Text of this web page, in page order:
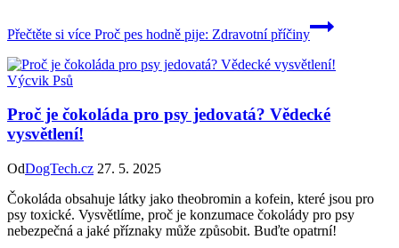
Přečtěte si více Proč pes hodně pije: Zdravotní příčiny
Výcvik Psů
Proč je čokoláda pro psy jedovatá? Vědecké
vysvětlení!
OdDogTech.cz 27. 5. 2025
Čokoláda obsahuje látky jako theobromin a kofein, které jsou pro
psy toxické. Vysvětlíme, proč je konzumace čokolády pro psy
nebezpečná a jaké příznaky může způsobit. Buďte opatrní!